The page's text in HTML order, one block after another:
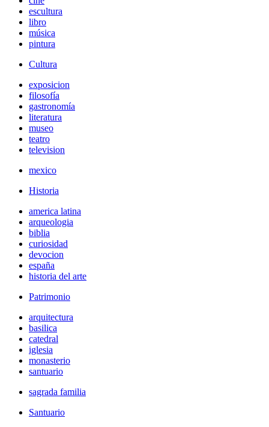
escultura
libro
música
pintura
Cultura
exposicion
filosofía
gastronomía
literatura
museo
teatro
television
mexico
Historia
america latina
arqueologia
biblia
curiosidad
devocion
españa
historia del arte
Patrimonio
arquitectura
basilica
catedral
iglesia
monasterio
santuario
sagrada familia
Santuario